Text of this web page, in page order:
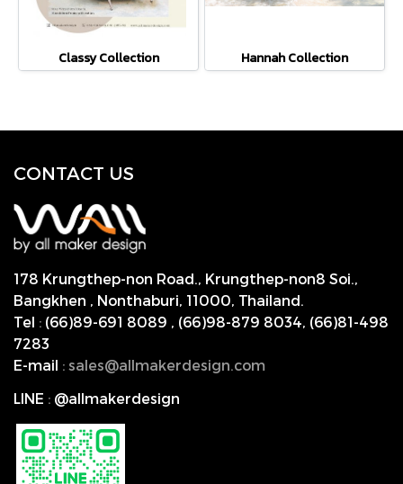
Classy Collection Hannah Collection
CONTACT US
178 Krungthep-non Road., Krungthep-non8 Soi.,
Bangkhen , Nonthaburi, 11000, Thailand.
Tel : (66)89-691 8089 , (66)98-879 8034, (66)81-498
7283
E-mail : sales@allmakerdesign.com
LINE : @allmakerdesign